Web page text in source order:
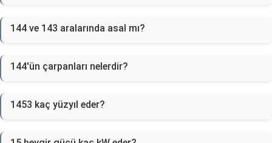
144 ve 143 aralarında asal mı?
144'ün çarpanları nelerdir?
1453 kaç yüzyıl eder?